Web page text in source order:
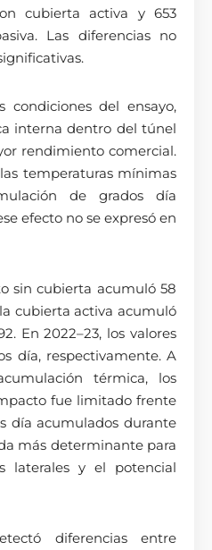
cubierta activa y 653
Las diferencias no
condiciones del ensayo,
interna dentro del túnel
rendimiento comercial.
temperaturas mínimas
de grados día
efecto no se expresó en
sin cubierta acumuló 58
cubierta activa acumuló
En 2022–23, los valores
día, respectivamente. A
térmica, los
fue limitado frente
día acumulados durante
más determinante para
laterales y el potencial
diferencias entre